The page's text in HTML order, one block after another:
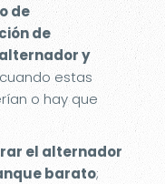
de
de
y
estas
o hay que
el alternador
barato;